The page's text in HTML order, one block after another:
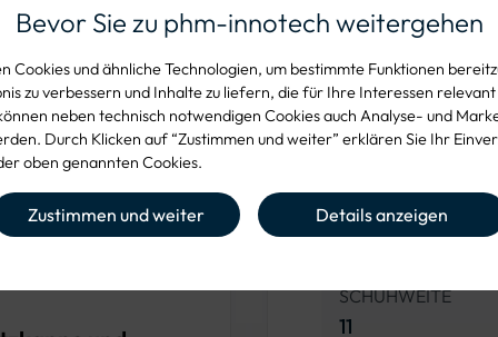
Bevor Sie zu phm-innotech weitergehen
Cookies und ähnliche Technologien, um bestimmte Funktionen
zu verbessern und Inhalte zu liefern, die für Ihre Interessen relevant
neben technisch notwendigen Cookies auch Analyse- und
Durch Klicken auf “Zustimmen und weiter” erklären Sie Ihr
oben genannten Cookies.
Zustimmen und weiter Details anzeigen
das für seine
Der Stiefel ist
und nassen
sorgt für einen
idealen Schuh
NORM
EN ISO
Composite
ZWISCHENSOHLE
Durchtrittsichere
SCHUHWEITE
11